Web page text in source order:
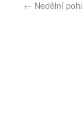
← Nedělní